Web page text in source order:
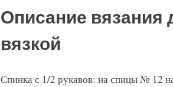
Описание вязания
вязкой
Спинка с 1/2 рукавов: на спицы № 12